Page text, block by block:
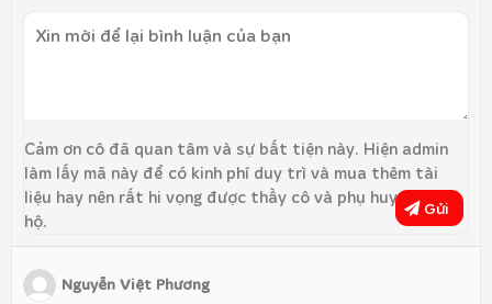
Cảm ơn cô đã quan tâm và sự bất tiện này. Hiện admin
làm lấy mã này để có kinh phí duy trì và mua thêm tài
liệu hay nên rất hi vọng được thầy cô và phụ huynh ủng
hộ.
Gửi
Nguyễn Việt Phương